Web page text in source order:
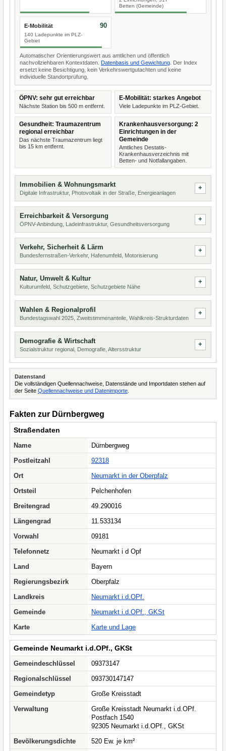
Betten (Gemeinde)
E-Mobilität
140 Ladepunkte im PLZ-
Gebiet
90
Automatischer Orientierungswert aus amtlichen und öffentlich
nachvollziehbaren Kontextdaten. Datenbasis und Gewichtung . Der Index
ersetzt keine Besichtigung, kein Verkehrswertgutachten und keine
individuelle Standortprüfung.
ÖPNV: sehr gut erreichbar
Nächste Station bis 500 m entfernt.
E-Mobilität: starkes Angebot
Viele Ladepunkte im PLZ-Gebiet.
Gesundheit: Traumazentrum
regional erreichbar
Das nächste Traumazentrum liegt
bis 15 km entfernt.
Krankenhausversorgung: 2
Einrichtungen in der
Gemeinde
Amtliches Destatis-
Krankenhausverzeichnis mit
Betten- und Notfallangaben.
Immobilien & Wohnungsmarkt
Digitale Infrastruktur, Photovoltaik in der Straße, Energieanlagen
Erreichbarkeit & Versorgung
ÖPNV-Anbindung, Ladeinfrastruktur, Gesundheitsversorgung
Verkehr, Sicherheit & Lärm
Bundesfernstraßen-Verkehr, Hafenumfeld, Motorisierung
Natur, Umwelt & Kultur
Kulturumfeld, Schutzgebiete, Schutzgebiete Nähe
Wahlen & Regionalprofil
Bundestagswahl 2025, Zweitstimmenanteile, Wahlkreis-Strukturdaten
Demografie & Wirtschaft
Sozialstruktur regional, Demografie, Altersstruktur
Datenstand
Die vollständigen Quellennachweise, Datenstände und Importdaten stehen auf
der Seite Quellennachweise und Datenimporte
Fakten zur Dürnbergweg
Straßendaten
Name
Dürnbergweg
Postleitzahl
92318
Ort
Neumarkt in der Oberpfalz
Ortsteil
Pelchenhofen
Breitengrad
49.290016
Längengrad
11.533134
Vorwahl
09181
Telefonnetz
Neumarkt i d Opf
Land
Bayern
Regierungsbezirk
Oberpfalz
Landkreis
Neumarkt i.d.OPf.
Gemeinde
Neumarkt i.d.OPf., GKSt
Karte
Karte und Lage
Gemeinde Neumarkt i.d.OPf., GKSt
Gemeindeschlüssel
09373147
Regionalschlüssel
093730147147
Gemeindetyp
Große Kreisstadt
Verwaltung
Große Kreisstadt Neumarkt i.d.OPf.
Postfach 1540
92305 Neumarkt i.d.OPf., GKSt
Bevölkerungsdichte
520 Ew. je km²